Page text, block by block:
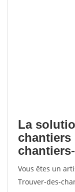
La
chantiers
Vous êtes un
Trouver-des-